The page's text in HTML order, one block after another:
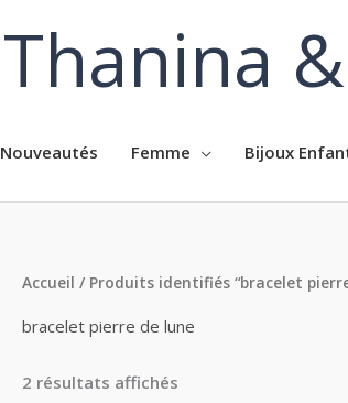
Thanina
Nouveautés Femme Bijoux
Accueil / Produits identifiés “bracelet
bracelet pierre de lune
2 résultats affichés